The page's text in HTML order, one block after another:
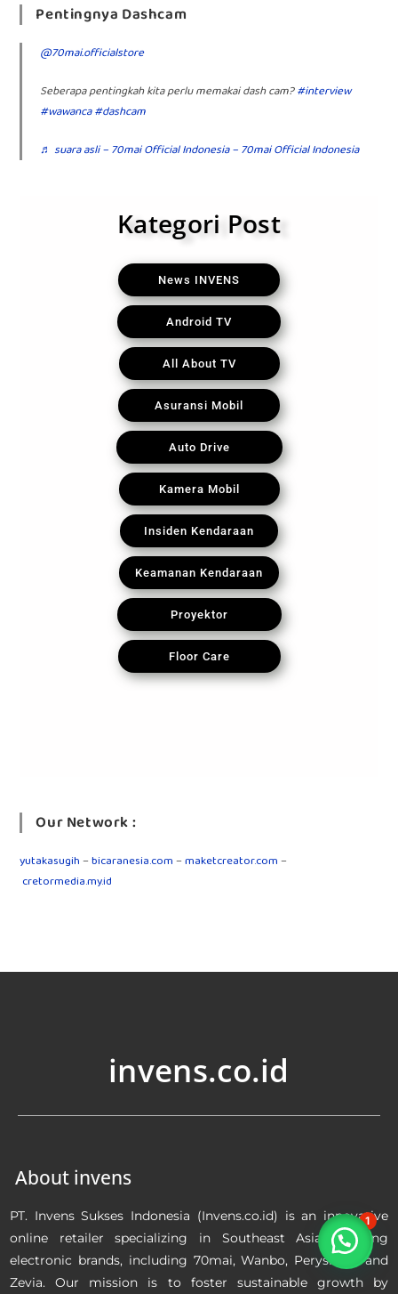
Pentingnya Dashcam
@70mai.officialstore
Seberapa pentingkah kita perlu memakai dash cam?#interview
#wawanca#dashcam
♬ suara asli – 70mai Official Indonesia – 70mai Official Indonesia
Kategori Post
News INVENS
Android TV
All About TV
Asuransi Mobil
Auto Drive
Kamera Mobil
Insiden Kendaraan
Keamanan Kendaraan
Proyektor
Floor Care
Our Network :
yutakasugih–bicaranesia.com–maketcreator.com–
cretormedia.my.id
invens.co.id
About invens
PT. Invens Sukses Indonesia (Invens.co.id) is an innovative
online retailer specializing in Southeast Asia’s leading
electronic brands, including 70mai, Wanbo, Perysmith and
Zevia. Our mission is to foster sustainable growth by
1